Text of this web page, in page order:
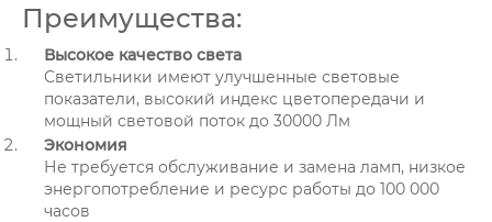
Преимущества:
Высокое качество света
Светильники имеют улучшенные световые
показатели, высокий индекс цветопередачи и
мощный световой поток до 30000 Лм
Экономия
Не требуется обслуживание и замена ламп, низкое
энергопотребление и ресурс работы до 100 000
часов